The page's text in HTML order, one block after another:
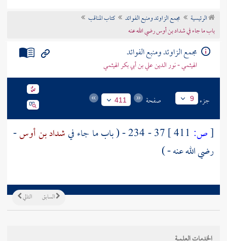
تراجم الأعلام
الرئيسية مجمع الزاوئد ومنبع الفوائد
كتاب المناقب
باب ما جاء في شداد بن أوس رضي الله عنه
مجمع الزاوئد ومنبع الفوائد
الهيثمي - نور الدين علي بن أبي بكر الهيثمي
جزء 9 صفحة 411
[ص: 37 - 234 - ( باب ما جاء في شداد بن أوس-
رضي الله عنه - )
التالي السابق